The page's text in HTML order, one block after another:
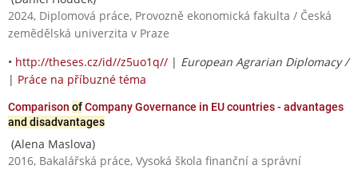
2024, Diplomová práce, Provozně ekonomická fakulta / Česká
zemědělská univerzita v Praze
• http://theses.cz/id//z5uo1q// | European Agrarian Diplomacy /
| Práce na příbuzné téma
Comparison ofCompany Governance in EU countries - advantages
and disadvantages
(Alena Maslova)
2016, Bakalářská práce, Vysoká škola finanční a správní